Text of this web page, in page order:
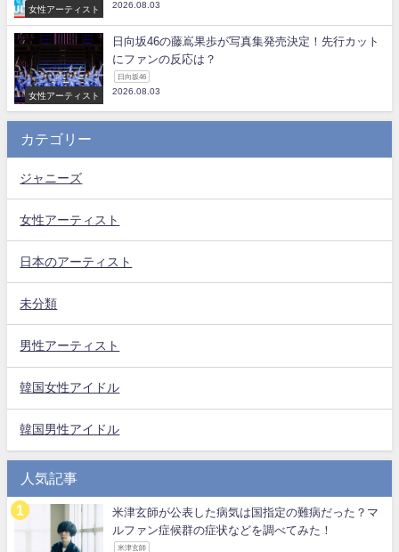
女性アーティスト 2026.08.03
女性アーティスト
日向坂46の藤嶌果歩が写真集発売決定！先行カット
にファンの反応は？
日向坂46
2026.08.03
カテゴリー
ジャニーズ
女性アーティスト
日本のアーティスト
未分類
男性アーティスト
韓国女性アイドル
韓国男性アイドル
人気記事
米津玄師が公表した病気は国指定の難病だった？マ
ルファン症候群の症状などを調べてみた！
米津玄師